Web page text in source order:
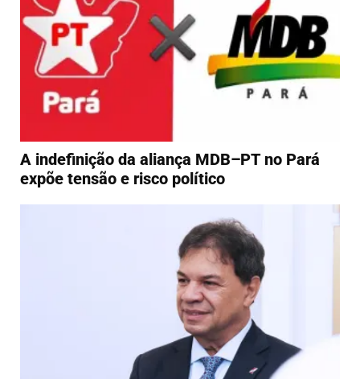
A indefinição da aliança MDB–PT no Pará
expõe tensão e risco político